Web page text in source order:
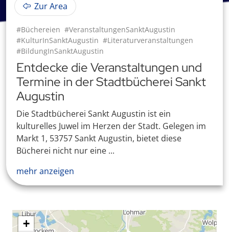
Zur Area
#Büchereien #VeranstaltungenSanktAugustin
#KulturInSanktAugustin #Literaturveranstaltungen
#BildungInSanktAugustin
Entdecke die Veranstaltungen und
Termine in der Stadtbücherei Sankt
Augustin
Die Stadtbücherei Sankt Augustin ist ein
kulturelles Juwel im Herzen der Stadt. Gelegen im
Markt 1, 53757 Sankt Augustin, bietet diese
Bücherei nicht nur eine ...
mehr anzeigen
+